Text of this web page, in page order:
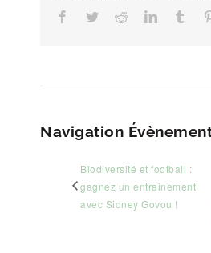
Facebook
TwitterRedditLinkedIn
Navigation
Biodiversité et football :
gagnez un entrainement
avec Sidney Govou !